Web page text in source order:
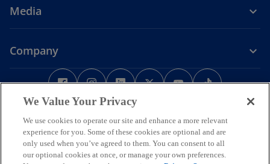
Media
Company
o
e
n
s
i
o
e
n
s
i
o
e
n
s
i
o
n
s
i
o
n
s
i
n
s
i
LegalPrivacyAccessibility
Some or all of the services described herein may not be permissible
for KPMG audit clients and their affiliates or related entities.
© 2026 KPMG Phoomchai Holdings Co., Ltd., a Thai limited liability
company and a member firm of the KPMG global organization of
We Value Your Privacy
We use cookies to operate our site and enhance a more relevant
experience for you. Some of these cookies are optional and are
only used when you’ve agreed to them. You can consent to all
our optional cookies at once, or manage your own preferences.